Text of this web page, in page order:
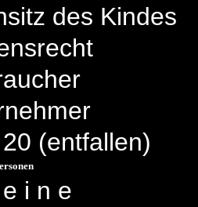
des Kindes
(entfallen)
i n e